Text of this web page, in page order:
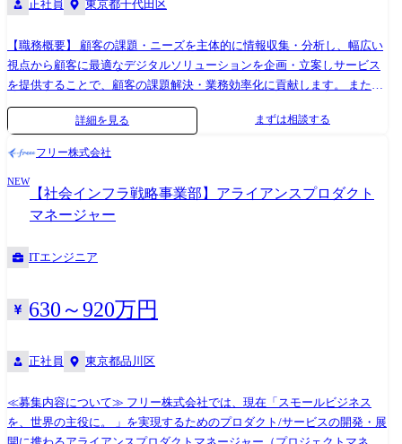
※案件規模・部署状況等により変動します。
正社員 東京都千代田区
【職務概要】 顧客の課題・ニーズを主体的に情報収集・分析し、幅広い
視点から顧客に最適なデジタルソリューションを企画・立案しサービス
を提供することで、顧客の課題解決・業務効率化に貢献します。 また、
システム導入後も顧客利用機能の拡大や、多部門やグループ企業への横
展開などカスタマーサクセスを通じて利用者の拡大を実行します。 【職
注に繋げていく。受注後も検収・請求・入金までの一連の営業業務を担
う。ソリューション稼働後も、新たな課題や次の計画などの情報を収集
し、次の受注に繋げていきます。 顧客訪問や打合せ毎に明確な目標を設
て情報を提供します。 顧客のニーズを満たすサービス・ソリューション
に提案する活動を関係者と協調して進めます。
詳細を見る まずは相談する
フリー株式会社
NEW
【社会インフラ戦略事業部】アライアンスプロダクト
マネージャー
ITエンジニア
630～920万円
正社員 東京都品川区
≪募集内容について≫ フリー株式会社では、現在「スモールビジネス
を、世界の主役に。 」を実現するためのプロダクト/サービスの開発・展